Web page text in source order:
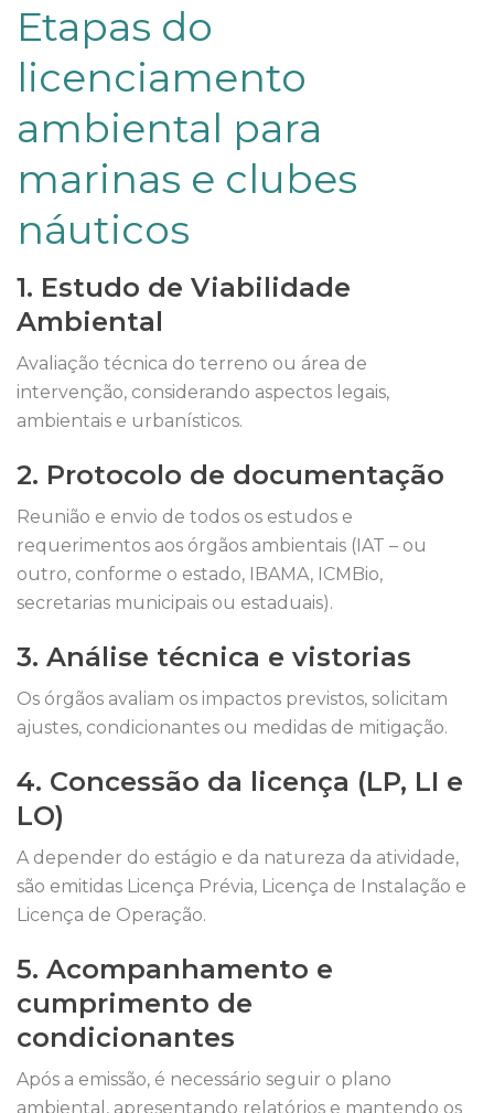
Etapas do
licenciamento
ambiental para
marinas e clubes
náuticos
1. Estudo de Viabilidade
Ambiental
Avaliação técnica do terreno ou área de
intervenção, considerando aspectos legais,
ambientais e urbanísticos.
2. Protocolo de documentação
Reunião e envio de todos os estudos e
requerimentos aos órgãos ambientais (IAT – ou
outro, conforme o estado, IBAMA, ICMBio,
secretarias municipais ou estaduais).
3. Análise técnica e vistorias
Os órgãos avaliam os impactos previstos, solicitam
ajustes, condicionantes ou medidas de mitigação.
4. Concessão da licença (LP, LI e
LO)
A depender do estágio e da natureza da atividade,
são emitidas Licença Prévia, Licença de Instalação e
Licença de Operação.
5. Acompanhamento e
cumprimento de
condicionantes
Após a emissão, é necessário seguir o plano
ambiental, apresentando relatórios e mantendo os